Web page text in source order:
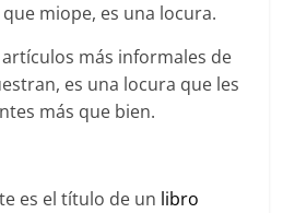
miope, es una locura.
más informales de
es una locura que les
más que bien.
es el título de un libro